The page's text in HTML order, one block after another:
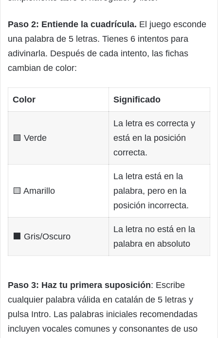
Paso 2: Entiende la cuadrícula. El juego esconde
una palabra de 5 letras. Tienes 6 intentos para
adivinarla. Después de cada intento, las fichas
cambian de color:
Color Significado
🟩 Verde
La letra es correcta y
está en la posición
correcta.
🟨 Amarillo
La letra está en la
palabra, pero en la
posición incorrecta.
⬛ Gris/Oscuro
La letra no está en la
palabra en absoluto
Paso 3: Haz tu primera suposición: Escribe
cualquier palabra válida en catalán de 5 letras y
pulsa Intro. Las palabras iniciales recomendadas
incluyen vocales comunes y consonantes de uso